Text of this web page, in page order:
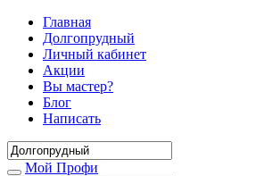
Главная
Долгопрудный
Личный кабинет
Акции
Вы мастер?
Блог
Написать
Мой Профи